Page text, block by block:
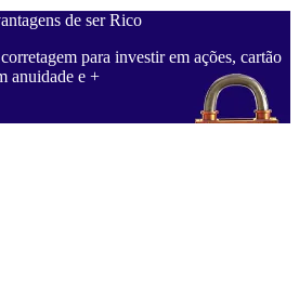
de ser Rico
para investir em ações, cartão
anuidade e +